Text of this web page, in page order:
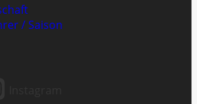
/ Saison